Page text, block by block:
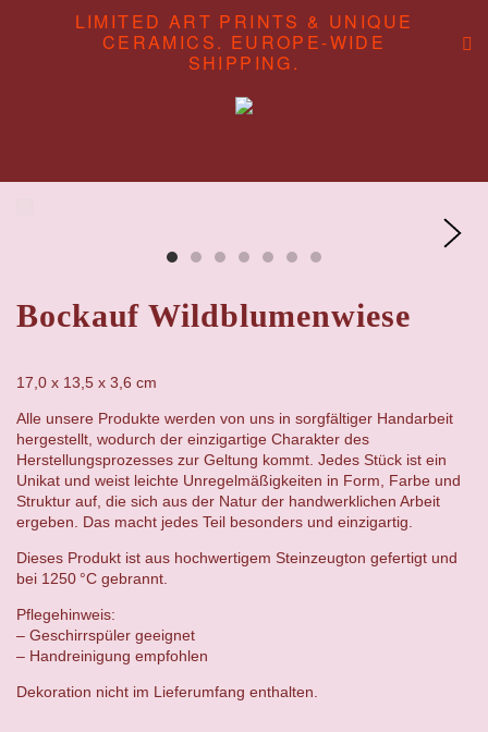
LIMITED ART PRINTS & UNIQUE
CERAMICS. EUROPE-WIDE
SHIPPING.
CONTENT STUDIO
Bockauf Wildblumenwiese
17,0 x 13,5 x 3,6 cm
Alle unsere Produkte werden von uns in sorgfältiger Handarbeit
hergestellt, wodurch der einzigartige Charakter des
Herstellungsprozesses zur Geltung kommt. Jedes Stück ist ein
Unikat und weist leichte Unregelmäßigkeiten in Form, Farbe und
Struktur auf, die sich aus der Natur der handwerklichen Arbeit
ergeben. Das macht jedes Teil besonders und einzigartig.
Dieses Produkt ist aus hochwertigem Steinzeugton gefertigt und
bei 1250 °C gebrannt.
Pflegehinweis:
– Geschirrspüler geeignet
– Handreinigung empfohlen
Dekoration nicht im Lieferumfang enthalten.